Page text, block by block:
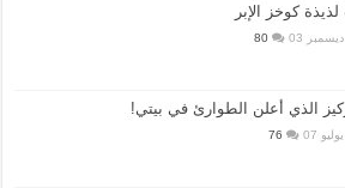
كوخز الإبر
80
الذي أعلن الطوارئ في بيتي!
76